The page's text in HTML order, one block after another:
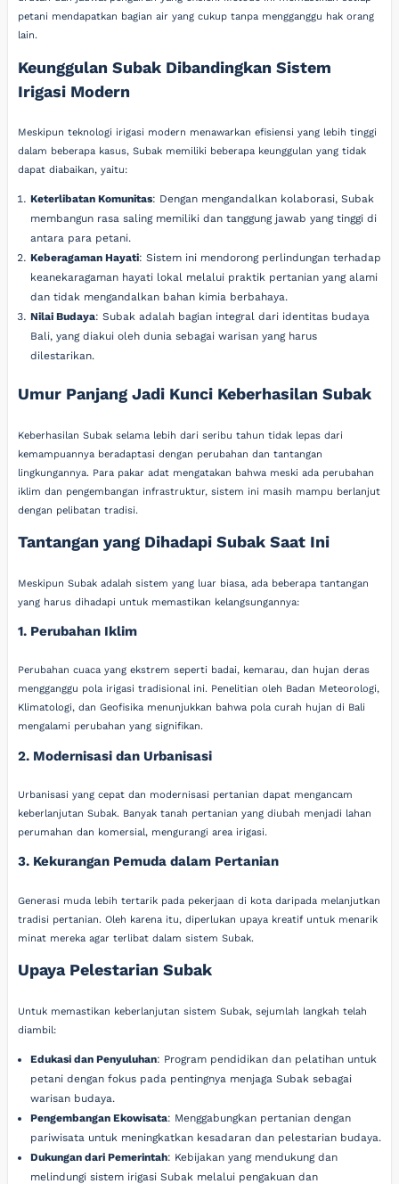
petani mendapatkan bagian air yang cukup tanpa mengganggu hak orang
lain.
Keunggulan Subak Dibandingkan Sistem
Irigasi Modern
Meskipun teknologi irigasi modern menawarkan efisiensi yang lebih tinggi
dalam beberapa kasus, Subak memiliki beberapa keunggulan yang tidak
dapat diabaikan, yaitu:
Keterlibatan Komunitas: Dengan mengandalkan kolaborasi, Subak
membangun rasa saling memiliki dan tanggung jawab yang tinggi di
antara para petani.
Keberagaman Hayati: Sistem ini mendorong perlindungan terhadap
keanekaragaman hayati lokal melalui praktik pertanian yang alami
dan tidak mengandalkan bahan kimia berbahaya.
Nilai Budaya: Subak adalah bagian integral dari identitas budaya
Bali, yang diakui oleh dunia sebagai warisan yang harus
dilestarikan.
Umur Panjang Jadi Kunci Keberhasilan Subak
Keberhasilan Subak selama lebih dari seribu tahun tidak lepas dari
kemampuannya beradaptasi dengan perubahan dan tantangan
lingkungannya. Para pakar adat mengatakan bahwa meski ada perubahan
iklim dan pengembangan infrastruktur, sistem ini masih mampu berlanjut
dengan pelibatan tradisi.
Tantangan yang Dihadapi Subak Saat Ini
Meskipun Subak adalah sistem yang luar biasa, ada beberapa tantangan
yang harus dihadapi untuk memastikan kelangsungannya:
1. Perubahan Iklim
Perubahan cuaca yang ekstrem seperti badai, kemarau, dan hujan deras
mengganggu pola irigasi tradisional ini. Penelitian oleh Badan Meteorologi,
Klimatologi, dan Geofisika menunjukkan bahwa pola curah hujan di Bali
mengalami perubahan yang signifikan.
2. Modernisasi dan Urbanisasi
Urbanisasi yang cepat dan modernisasi pertanian dapat mengancam
keberlanjutan Subak. Banyak tanah pertanian yang diubah menjadi lahan
perumahan dan komersial, mengurangi area irigasi.
3. Kekurangan Pemuda dalam Pertanian
Generasi muda lebih tertarik pada pekerjaan di kota daripada melanjutkan
tradisi pertanian. Oleh karena itu, diperlukan upaya kreatif untuk menarik
minat mereka agar terlibat dalam sistem Subak.
Upaya Pelestarian Subak
Untuk memastikan keberlanjutan sistem Subak, sejumlah langkah telah
diambil:
Edukasi dan Penyuluhan: Program pendidikan dan pelatihan untuk
petani dengan fokus pada pentingnya menjaga Subak sebagai
warisan budaya.
Pengembangan Ekowisata: Menggabungkan pertanian dengan
pariwisata untuk meningkatkan kesadaran dan pelestarian budaya.
Dukungan dari Pemerintah: Kebijakan yang mendukung dan
melindungi sistem irigasi Subak melalui pengakuan dan